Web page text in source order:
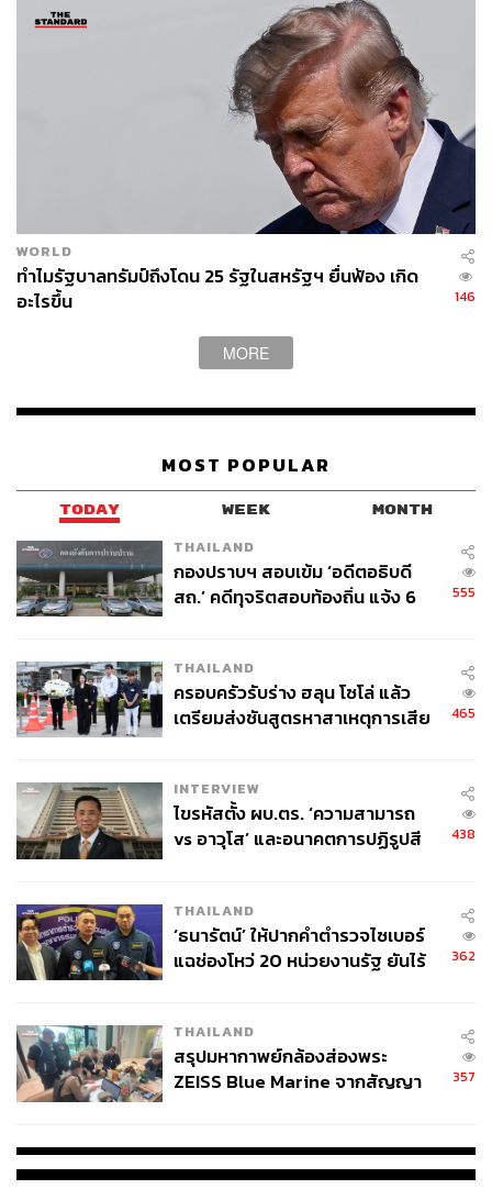
WORLD
ทำไมรัฐบาลทรัมป์ถึงโดน 25 รัฐในสหรัฐฯ ยื่นฟ้อง เกิด
อะไรขึ้น
146
MORE
MOST POPULAR
TODAY WEEK MONTH
THAILAND
กองปราบฯ สอบเข้ม ‘อดีตอธิบดี
สถ.’ คดีทุจริตสอบท้องถิ่น แจ้ง 6
555
THAILAND
ครอบครัวรับร่าง ฮลุน โซโล่ แล้ว
เตรียมส่งชันสูตรหาสาเหตุการเสีย
465
INTERVIEW
ไขรหัสตั้ง ผบ.ตร. ‘ความสามารถ
vs อาวุโส’ และอนาคตการปฏิรูปสี
438
THAILAND
‘ธนารัตน์’ ให้ปากคำตำรวจไซเบอร์
แฉช่องโหว่ 20 หน่วยงานรัฐ ยันไร้
362
THAILAND
สรุปมหากาพย์กล้องส่องพระ
ZEISS Blue Marine จากสัญญา
จ่ายหนี้-แอบระบุแบรนด์
357